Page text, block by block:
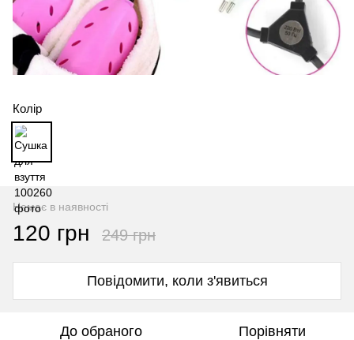
Колір
Немає в наявності
120 грн 249 грн
Повідомити, коли з'явиться
До обраного Порівняти